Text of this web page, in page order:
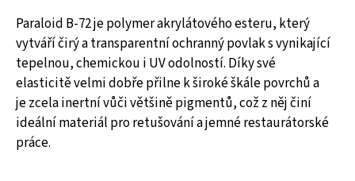
Paraloid B-72 je polymer akrylátového esteru, který
vytváří čirý a transparentní ochranný povlak s vynikající
tepelnou, chemickou i UV odolností. Díky své
elasticitě velmi dobře přilne k široké škále povrchů a
je zcela inertní vůči většině pigmentů, což z něj činí
ideální materiál pro retušování a jemné restaurátorské
práce.